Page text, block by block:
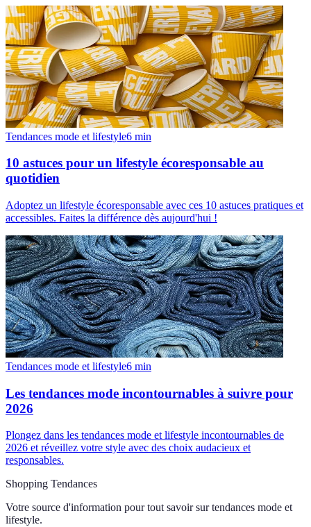
Tendances mode et lifestyle6 min
10 astuces pour un lifestyle écoresponsable au
quotidien
Adoptez un lifestyle écoresponsable avec ces 10 astuces pratiques et
accessibles. Faites la différence dès aujourd'hui !
Tendances mode et lifestyle6 min
Les tendances mode incontournables à suivre pour
2026
Plongez dans les tendances mode et lifestyle incontournables de
2026 et réveillez votre style avec des choix audacieux et
responsables.
Shopping Tendances
Votre source d'information pour tout savoir sur tendances mode et
lifestyle.